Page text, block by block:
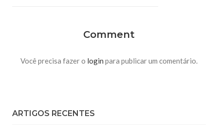
Comment
Você precisa fazer o login para publicar um comentário.
ARTIGOS RECENTES